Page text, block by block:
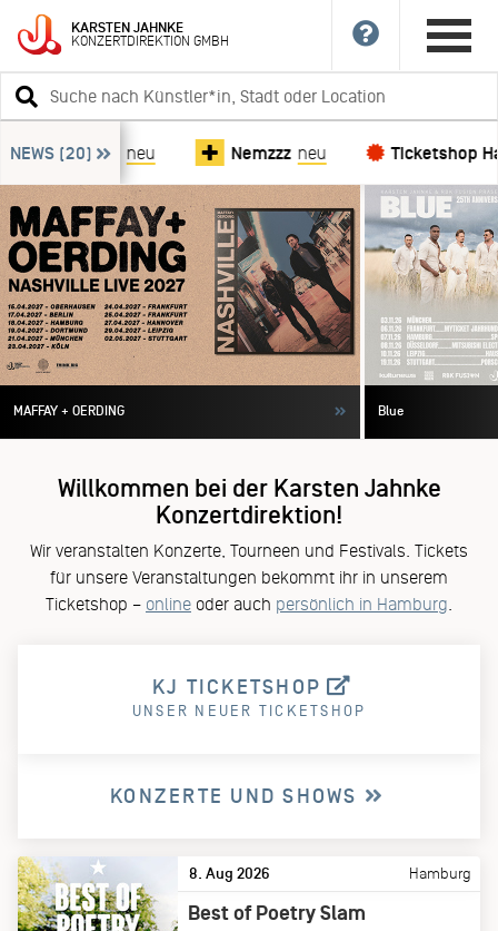
KARSTENJAHNKE
KONZERTDIREKTIONGMBH
Suchbegriff
eingeben
Willkommen bei der Karsten Jahnke
Konzertdirektion!
Wir veranstalten Konzerte, Tourneen und Festivals. Tickets
für unsere Veranstaltungen bekommt ihr in unserem
Ticketshop – online oder auch persönlich in Hamburg
NEWS (20)
News-Ticker
Megadeth neu Nemzzz neu Ticketshop
MAFFAY + OERDING Blue
KONZERTE UND SHOWS
KJ TICKETSHOP
UNSER NEUER TICKETSHOP
Hamburg
8. Aug 2026
Best of Poetry Slam